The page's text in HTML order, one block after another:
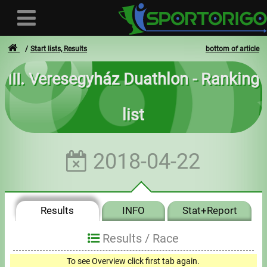
User
Login
- - -
Invoices
bottom of article
Start lists, Results
III. Veresegyház Duathlon - Ranking
list
2018-04-22
Results INFO Stat+Report
Results / Race
To see Overview click first tab again.
0